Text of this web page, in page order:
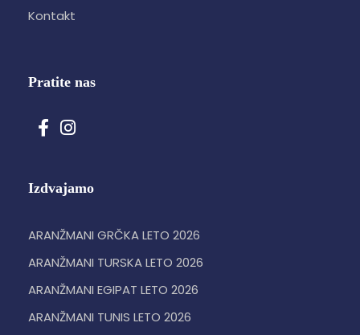
Kontakt
Pratite nas
Izdvajamo
ARANŽMANI GRČKA LETO 2026
ARANŽMANI TURSKA LETO 2026
ARANŽMANI EGIPAT LETO 2026
ARANŽMANI TUNIS LETO 2026